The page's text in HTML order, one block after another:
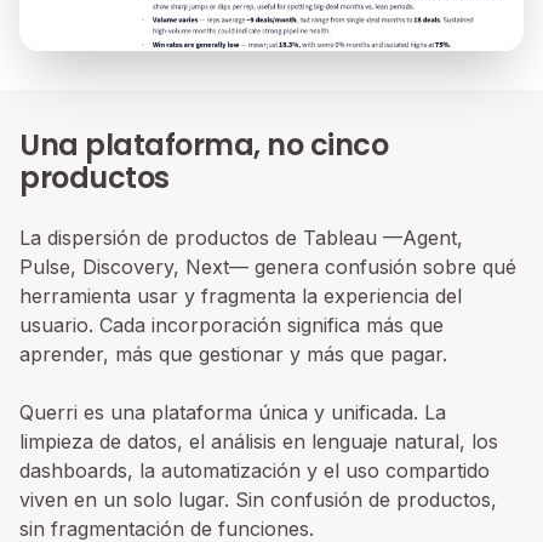
Una plataforma, no cinco
productos
La dispersión de productos de Tableau —Agent,
Pulse, Discovery, Next— genera confusión sobre qué
herramienta usar y fragmenta la experiencia del
usuario. Cada incorporación significa más que
aprender, más que gestionar y más que pagar.
Querri es una plataforma única y unificada. La
limpieza de datos, el análisis en lenguaje natural, los
dashboards, la automatización y el uso compartido
viven en un solo lugar. Sin confusión de productos,
sin fragmentación de funciones.